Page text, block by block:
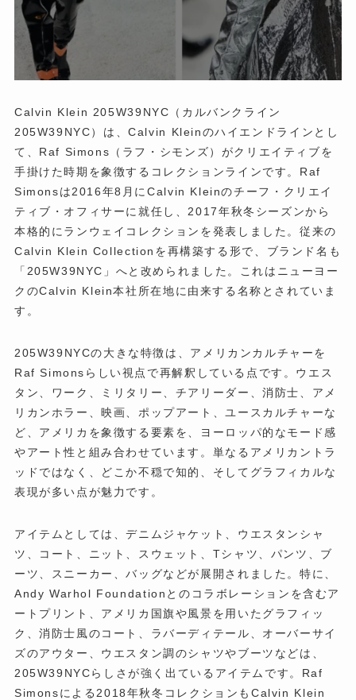
Calvin Klein 205W39NYC（カルバンクライン
205W39NYC）は、Calvin Kleinのハイエンドラインとし
て、Raf Simons（ラフ・シモンズ）がクリエイティブを
手掛けた時期を象徴するコレクションラインです。Raf
Simonsは2016年8月にCalvin Kleinのチーフ・クリエイ
ティブ・オフィサーに就任し、2017年秋冬シーズンから
本格的にランウェイコレクションを発表しました。従来の
Calvin Klein Collectionを再構築する形で、ブランド名も
「205W39NYC」へと改められました。これはニューヨー
クのCalvin Klein本社所在地に由来する名称とされていま
す。
205W39NYCの大きな特徴は、アメリカンカルチャーを
Raf Simonsらしい視点で再解釈している点です。ウエス
タン、ワーク、ミリタリー、チアリーダー、消防士、アメ
リカンホラー、映画、ポップアート、ユースカルチャーな
ど、アメリカを象徴する要素を、ヨーロッパ的なモード感
やアート性と組み合わせています。単なるアメリカントラ
ッドではなく、どこか不穏で知的、そしてグラフィカルな
表現が多い点が魅力です。
アイテムとしては、デニムジャケット、ウエスタンシャ
ツ、コート、ニット、スウェット、Tシャツ、パンツ、ブ
ーツ、スニーカー、バッグなどが展開されました。特に、
Andy Warhol Foundationとのコラボレーションを含むア
ートプリント、アメリカ国旗や風景を用いたグラフィッ
ク、消防士風のコート、ラバーディテール、オーバーサイ
ズのアウター、ウエスタン調のシャツやブーツなどは、
205W39NYCらしさが強く出ているアイテムです。Raf
Simonsによる2018年秋冬コレクションもCalvin Klein